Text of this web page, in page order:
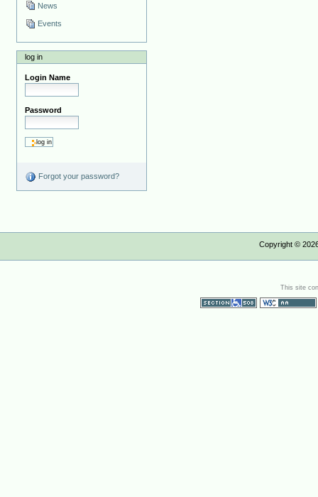
News
Events
log in
Login Name
Password
Forgot your password?
Copyright ©
This site